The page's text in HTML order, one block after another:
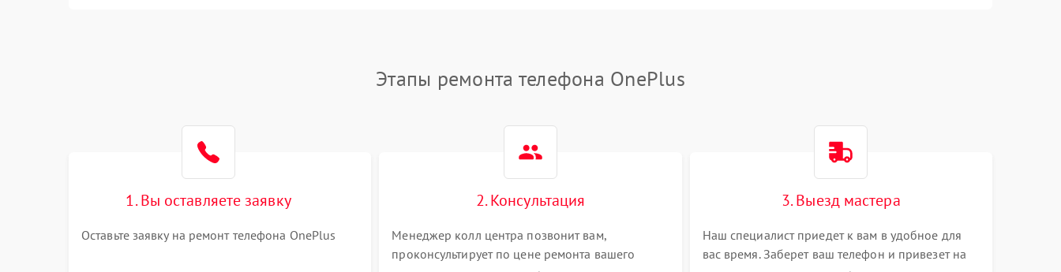
Не работает Face ID 60 мин
Этапы ремонта телефона OnePlus
1. Вы оставляете заявку
Оставьте заявку на ремонт телефона OnePlus
2. Консультация
Менеджер колл центра позвонит вам,
проконсультирует по цене ремонта вашего
3. Выезд мастера
Наш специалист приедет к вам в удобное для
вас время. Заберет ваш телефон и привезет на